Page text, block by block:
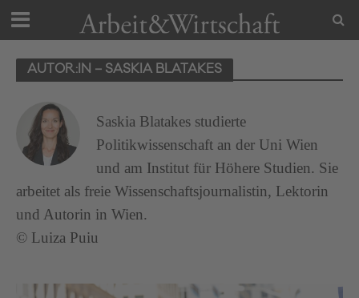
AUTOR:IN – SASKIA BLATAKES
Saskia Blatakes studierte
Politikwissenschaft an der Uni Wien
und am Institut für Höhere Studien. Sie
arbeitet als freie Wissenschaftsjournalistin, Lektorin
und Autorin in Wien.
© Luiza Puiu